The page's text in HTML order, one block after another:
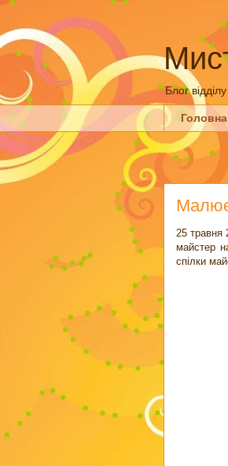
Блог
Головна
25 травня
майстер
спілки